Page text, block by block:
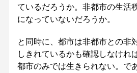
ているだろうか。非都市の生活
になっていないだろうか。
と同時に、都市は非都市との非
しきれているかも確認しなけれ
都市のみでは生きられない。で